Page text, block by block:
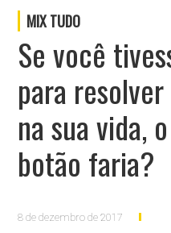
MIX TUDO
Se você
para
na sua vida,
botão faria?
8 de dezembro de 2017